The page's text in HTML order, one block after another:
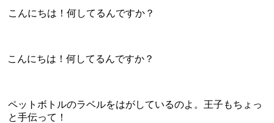
こんにちは！何してるんですか？
こんにちは！何してるんですか？
ペットボトルのラベルをはがしているのよ。王子もちょっ
と手伝って！